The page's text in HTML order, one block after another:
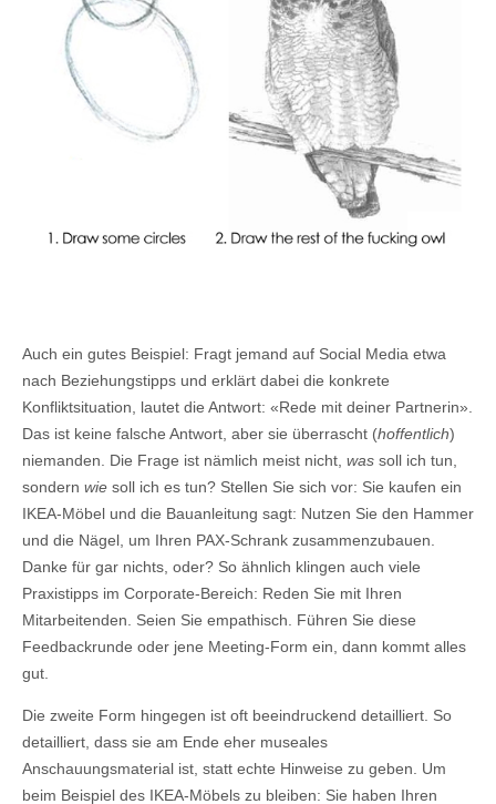
Auch ein gutes Beispiel: Fragt jemand auf Social Media etwa
nach Beziehungstipps und erklärt dabei die konkrete
Konfliktsituation, lautet die Antwort: «Rede mit deiner Partnerin».
Das ist keine falsche Antwort, aber sie überrascht (hoffentlich)
niemanden. Die Frage ist nämlich meist nicht, was soll ich tun,
sondern wie soll ich es tun? Stellen Sie sich vor: Sie kaufen ein
IKEA-Möbel und die Bauanleitung sagt: Nutzen Sie den Hammer
und die Nägel, um Ihren PAX-Schrank zusammenzubauen.
Danke für gar nichts, oder? So ähnlich klingen auch viele
Praxistipps im Corporate-Bereich: Reden Sie mit Ihren
Mitarbeitenden. Seien Sie empathisch. Führen Sie diese
Feedbackrunde oder jene Meeting-Form ein, dann kommt alles
gut.
Die zweite Form hingegen ist oft beeindruckend detailliert. So
detailliert, dass sie am Ende eher museales
Anschauungsmaterial ist, statt echte Hinweise zu geben. Um
beim Beispiel des IKEA-Möbels zu bleiben: Sie haben Ihren